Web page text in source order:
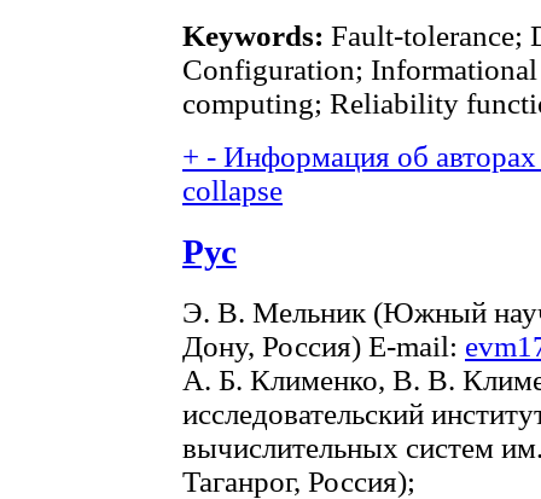
Keywords: Fault-tolerance;
Configuration;
computing; Reliability
+ - Информация об
collapse
Рус
Э. В. Мельник (Южный
Дону, Россия) E-mail:
А. Б. Клименко, В. В.
исследовательский
вычислительных систем
Таганрог, Россия);